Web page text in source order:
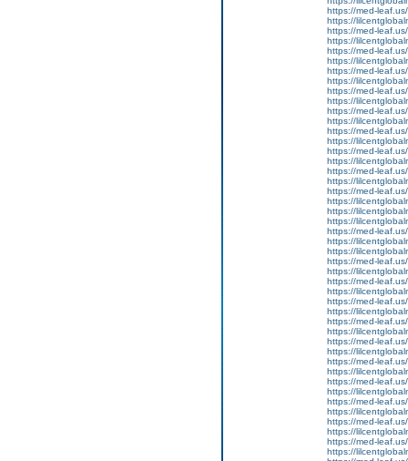
https://med-leaf.us/
https://
https://med-leaf.us/
https://
https://med-leaf.us/
https://
https://med-leaf.us/
https://
https://med-leaf.us/
https://
https://med-leaf.us/
https://
https://med-leaf.us/
https://
https://med-leaf.us/
https://
https://med-leaf.us/
https://
https://med-leaf.us/
https://
https://
https://
https://med-leaf.us/
https://
https://
https://med-leaf.us/
https://
https://med-leaf.us/
https://
https://med-leaf.us/
https://
https://med-leaf.us/
https://
https://med-leaf.us/
https://
https://med-leaf.us/
https://
https://med-leaf.us/
https://
https://med-leaf.us/
https://
https://med-leaf.us/
https://
https://med-leaf.us/
https://